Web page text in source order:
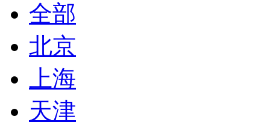
全部
北京
上海
天津